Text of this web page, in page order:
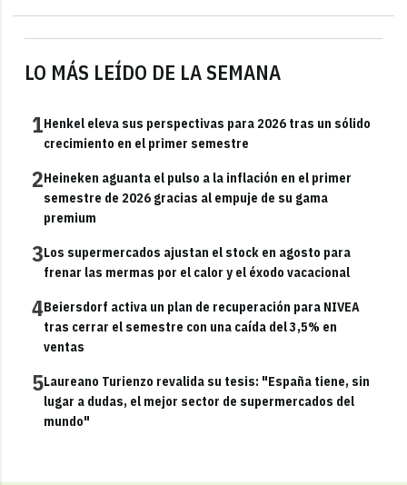
LO MÁS LEÍDO DE LA SEMANA
1Henkel eleva sus perspectivas para 2026 tras un sólido
crecimiento en el primer semestre
2Heineken aguanta el pulso a la inflación en el primer
semestre de 2026 gracias al empuje de su gama
premium
3Los supermercados ajustan el stock en agosto para
frenar las mermas por el calor y el éxodo vacacional
4Beiersdorf activa un plan de recuperación para NIVEA
tras cerrar el semestre con una caída del 3,5% en
ventas
5Laureano Turienzo revalida su tesis: "España tiene, sin
lugar a dudas, el mejor sector de supermercados del
mundo"